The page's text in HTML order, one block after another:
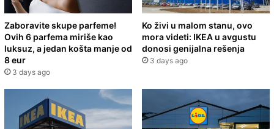
Zaboravite skupe parfeme!
Ovih 6 parfema miriše kao
luksuz, a jedan košta manje od
8 eur
3 days ago
Ko živi u malom stanu, ovo
mora videti: IKEA u avgustu
donosi genijalna rešenja
3 days ago